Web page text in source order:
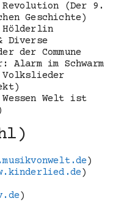
Revolution (Der 9.
Geschichte)
Hölderlin
Diverse
der Commune
Alarm im Schwarm
Volkslieder
Welt ist
)
)
)